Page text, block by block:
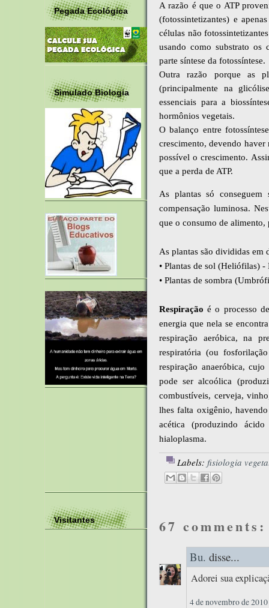
Pegada Ecológica
Simulado Biologia
Visitantes
A razão é que o ATP
(fotossintetizantes) e
células não
usando como substrato os
parte síntese da fotossíntese.
Outra razão porque as
(principalmente na
essenciais para a
hormônios vegetais.
O balanço entre
crescimento, devendo
possível o crescimento.
que a perda de ATP.
As plantas só
compensação luminosa.
que o consumo de alimento,
As plantas são divididas em
• Plantas de sol (Heliófilas)
• Plantas de sombra
Respiração é o processo
energia que nela se
respiração aeróbica, na
respiratória (ou
respiração anaeróbica,
pode ser alcoólica
combustíveis, cerveja,
lhes falta oxigênio,
acética (produzindo
hialoplasma.
Labels: fisiologia
67 comments:
Bu. disse...
Adorei sua
4 de novembro de